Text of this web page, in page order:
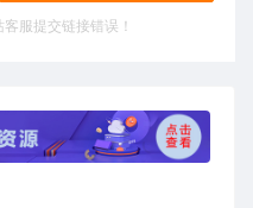
服提交链接错误！